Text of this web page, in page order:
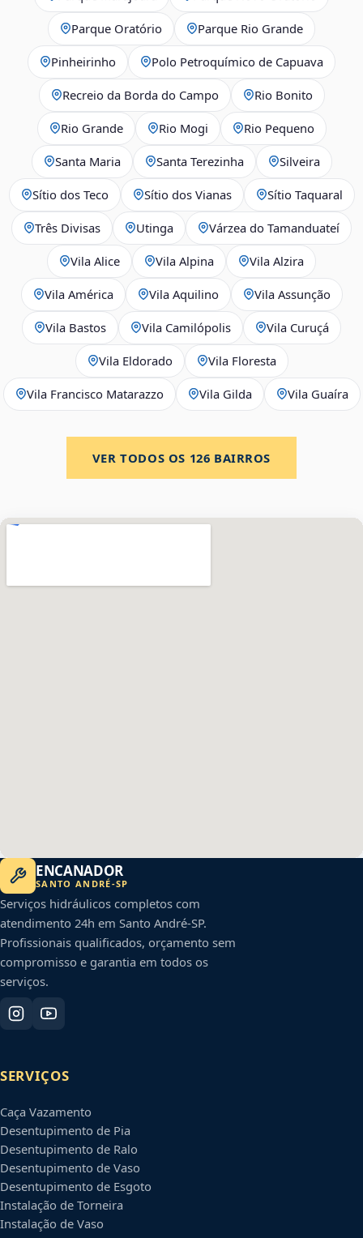
Parque Oratório Parque Rio Grande
Pinheirinho Polo Petroquímico de Capuava
Recreio da Borda do Campo Rio Bonito
Rio Grande Rio Mogi Rio Pequeno
Santa Maria Santa Terezinha Silveira
Sítio dos Teco Sítio dos Vianas Sítio Taquaral
Três Divisas Utinga Várzea do Tamanduateí
Vila Alice Vila Alpina Vila Alzira
Vila América Vila Aquilino Vila Assunção
Vila Bastos Vila Camilópolis Vila Curuçá
Vila Eldorado Vila Floresta
Vila Francisco Matarazzo Vila Gilda Vila Guaíra
VER TODOS OS 126 BAIRROS
ENCANADOR
SANTO ANDRÉ-SP
Serviços hidráulicos completos com
atendimento 24h em Santo André-SP.
Profissionais qualificados, orçamento sem
compromisso e garantia em todos os
serviços.
SERVIÇOS
Caça Vazamento
Desentupimento de Pia
Desentupimento de Ralo
Desentupimento de Vaso
Desentupimento de Esgoto
Instalação de Torneira
Instalação de Vaso